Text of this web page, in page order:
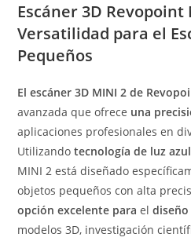
Escáner 3D
Versatilidad para el
Pequeños
El escáner 3D MINI 2 de
avanzada que ofrece una
aplicaciones profesionales en
Utilizando tecnología de luz azul
MINI 2 está diseñado
objetos pequeños con alta
opción excelente para el
modelos 3D, investigación